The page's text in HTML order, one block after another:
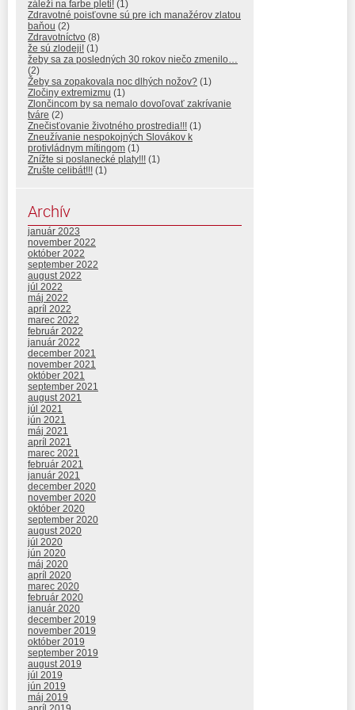
záleží na farbe pleti! (1)
Zdravotné poisťovne sú pre ich manažérov zlatou
baňou (2)
Zdravotníctvo (8)
že sú zlodeji! (1)
žeby sa za posledných 30 rokov niečo zmenilo…
(2)
Žeby sa zopakovala noc dlhých nožov? (1)
Zločiny extremizmu (1)
Zlončincom by sa nemalo dovoľovať zakrívanie
tváre (2)
Znečisťovanie životného prostredia!!! (1)
Zneužívanie nespokojných Slovákov k
protivládnym mítingom (1)
Znížte si poslanecké platy!!! (1)
Zrušte celibát!!! (1)
Archív
január 2023
november 2022
október 2022
september 2022
august 2022
júl 2022
máj 2022
apríl 2022
marec 2022
február 2022
január 2022
december 2021
november 2021
október 2021
september 2021
august 2021
júl 2021
jún 2021
máj 2021
apríl 2021
marec 2021
február 2021
január 2021
december 2020
november 2020
október 2020
september 2020
august 2020
júl 2020
jún 2020
máj 2020
apríl 2020
marec 2020
február 2020
január 2020
december 2019
november 2019
október 2019
september 2019
august 2019
júl 2019
jún 2019
máj 2019